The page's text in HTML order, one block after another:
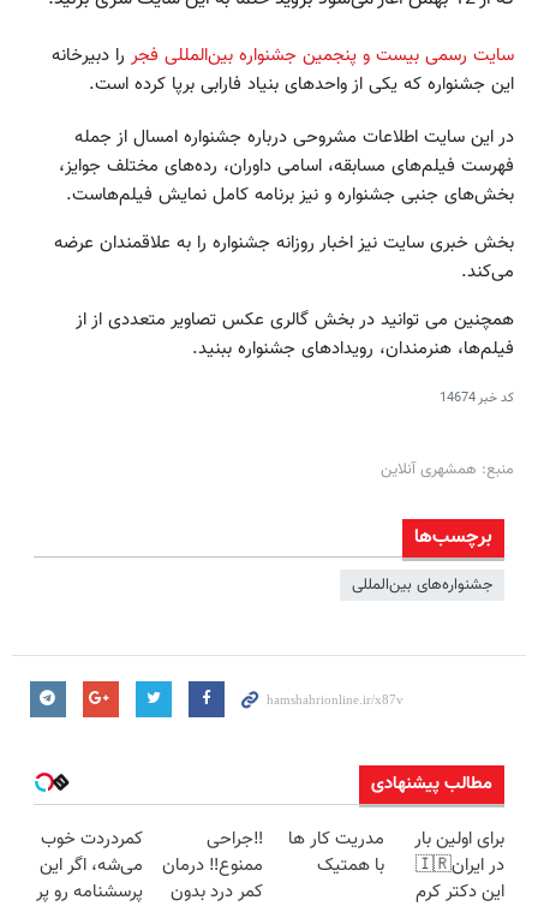
سایت رسمی بیست و پنجمین جشنواره بین‌المللی فجر را دبیرخانه
این جشنواره که یکی از واحدهای بنیاد فارابی برپا کرده است.
در این سایت اطلاعات مشروحی درباره جشنواره امسال از جمله
فهرست فیلم‌های مسابقه، اسامی داوران، رده‌‌های مختلف جوایز،
بخش‌های جنبی جشنواره و نیز برنامه کامل نمایش فیلم‌هاست.
بخش خبری سایت نیز اخبار روزانه جشنواره را به علاقمندان عرضه
می‌کند.
همچنین می توانید در بخش گالری عکس تصاویر متعددی از از
فیلم‌ها، هنرمندان، رویدادهای جشنواره ببنید.
کد خبر14674
منبع: همشهری آنلاین
برچسب‌ها
جشنواره‌های بین‌المللی
مطالب پیشنهادی
برای اولین بار
در ایران🇮🇷
این دکتر کرم
مدریت کار ها
با همتیک
‼️جراحی
ممنوع‼️ درمان
کمر درد بدون
کمردردت خوب
می‌شه، اگر این
پرسشنامه رو پر